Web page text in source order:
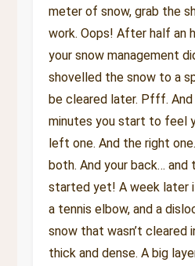
meter of snow, grab the
work. Oops! After half an
your snow management
shovelled the snow to a
be cleared later. Pfff.
minutes you start to feel
left one. And the right
both. And your back… and
started yet! A week later
a tennis elbow, and a
snow that wasn’t cleared
thick and dense. A big